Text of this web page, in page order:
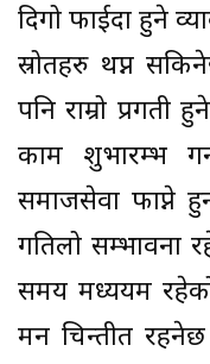
दिगो फाईदा हुने
स्रोतहरु थप्न
पनि राम्रो प्रगती
काम शुभारम्भ
समाजसेवा फाप्ने
गतिलो सम्भावना
समय मध्ययम
मन चिन्तीत